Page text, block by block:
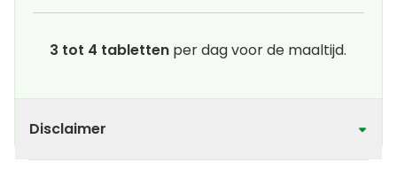
3 tot 4 tabletten per dag voor de maaltijd.
Disclaimer